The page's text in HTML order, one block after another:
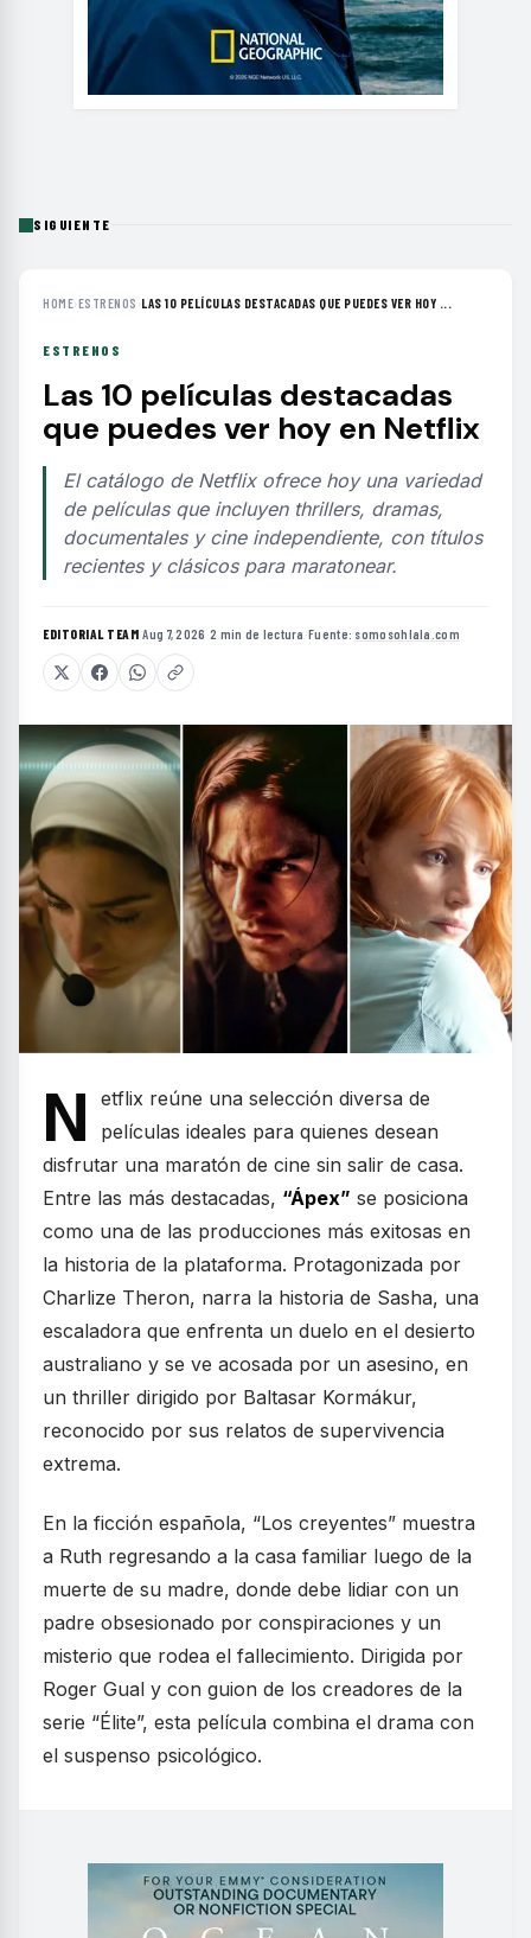
SIGUIENTE
HOME›ESTRENOS ›LAS 10 PELÍCULAS DESTACADAS QUE PUEDES VER HOY ...
ESTRENOS
Las 10 películas destacadas
que puedes ver hoy en Netflix
El catálogo de Netflix ofrece hoy una variedad
de películas que incluyen thrillers, dramas,
documentales y cine independiente, con títulos
recientes y clásicos para maratonear.
EDITORIAL TEAM·Aug 7, 2026 ·2 min de lectura ·Fuente: somosohlala.com
N
etflix reúne una selección diversa de
películas ideales para quienes desean
disfrutar una maratón de cine sin salir de casa.
Entre las más destacadas, “Ápex” se posiciona
como una de las producciones más exitosas en
la historia de la plataforma. Protagonizada por
Charlize Theron, narra la historia de Sasha, una
escaladora que enfrenta un duelo en el desierto
australiano y se ve acosada por un asesino, en
un thriller dirigido por Baltasar Kormákur,
reconocido por sus relatos de supervivencia
extrema.
En la ficción española, “Los creyentes” muestra
a Ruth regresando a la casa familiar luego de la
muerte de su madre, donde debe lidiar con un
padre obsesionado por conspiraciones y un
misterio que rodea el fallecimiento. Dirigida por
Roger Gual y con guion de los creadores de la
serie “Élite”, esta película combina el drama con
el suspenso psicológico.